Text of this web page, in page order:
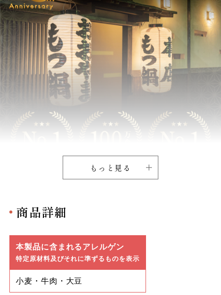
もっと見る
商品詳細
本製品に含まれるアレルゲン
特定原材料及びそれに準ずるものを表示
小麦・牛肉・大豆